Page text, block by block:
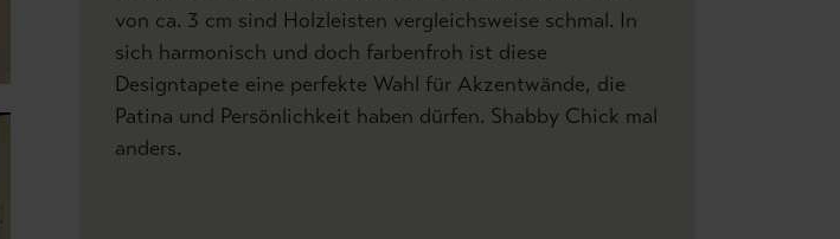
von ca. 3 cm sind Holzleisten vergleichsweise schmal. In
sich harmonisch und doch farbenfroh ist diese
Designtapete eine perfekte Wahl für Akzentwände, die
Patina und Persönlichkeit haben dürfen. Shabby Chick mal
anders.